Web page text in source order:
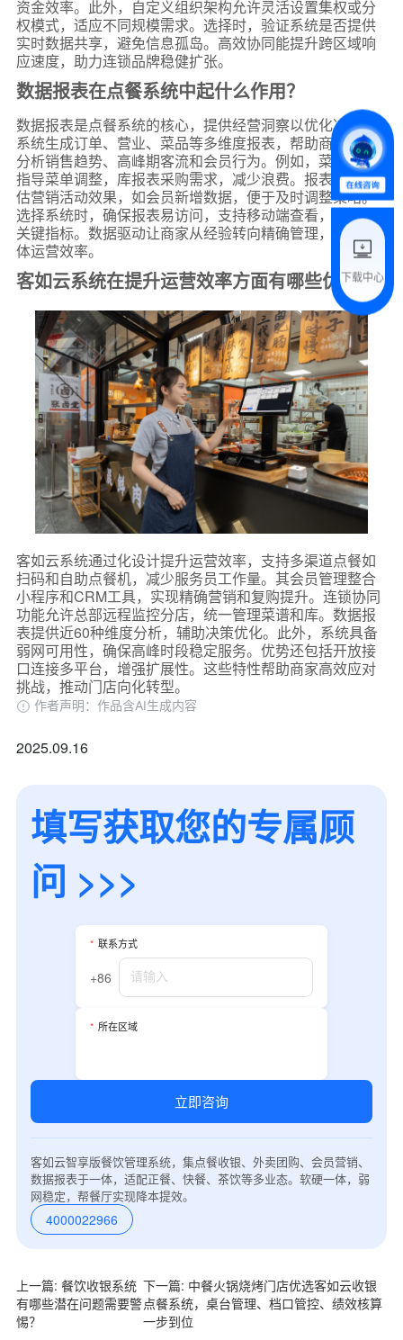
资金效率。此外，自定义组织架构允许灵活设置集权或分
权模式，适应不同规模需求。选择时，验证系统是否提供
实时数据共享，避免信息孤岛。高效协同能提升跨区域响
应速度，助力连锁品牌稳健扩张。
数据报表在点餐系统中起什么作用？
数据报表是点餐系统的核心，提供经营洞察以优化决策。
系统生成订单、营业、菜品等多维度报表，帮助商家实时
分析销售趋势、高峰期客流和会员行为。例如，菜品报告
指导菜单调整，库报表采购需求，减少浪费。报表还能评
估营销活动效果，如会员新增数据，便于及时调整策略。
选择系统时，确保报表易访问，支持移动端查看，并覆盖
关键指标。数据驱动让商家从经验转向精确管理，提升整
体运营效率。
客如云系统在提升运营效率方面有哪些优势？
客如云系统通过化设计提升运营效率，支持多渠道点餐如
扫码和自助点餐机，减少服务员工作量。其会员管理整合
小程序和CRM工具，实现精确营销和复购提升。连锁协同
功能允许总部远程监控分店，统一管理菜谱和库。数据报
表提供近60种维度分析，辅助决策优化。此外，系统具备
弱网可用性，确保高峰时段稳定服务。优势还包括开放接
口连接多平台，增强扩展性。这些特性帮助商家高效应对
挑战，推动门店向化转型。
作者声明：作品含AI生成内容
2025.09.16
填写获取您的专属顾
问 >>>
* 联系方式
+86
* 所在区域
立即咨询
客如云智享版餐饮管理系统，集点餐收银、外卖团购、会员营销、
数据报表于一体，适配正餐、快餐、茶饮等多业态。软硬一体，弱
网稳定，帮餐厅实现降本提效。
4000022966
上一篇: 餐饮收银系统
有哪些潜在问题需要警
惕？
下一篇: 中餐火锅烧烤门店优选客如云收银
点餐系统，桌台管理、档口管控、绩效核算
一步到位
下载中心
*联系方式
+86
*所属业态
*我的姓名
附加留言
预约试用
我是老客户，了解最新优惠